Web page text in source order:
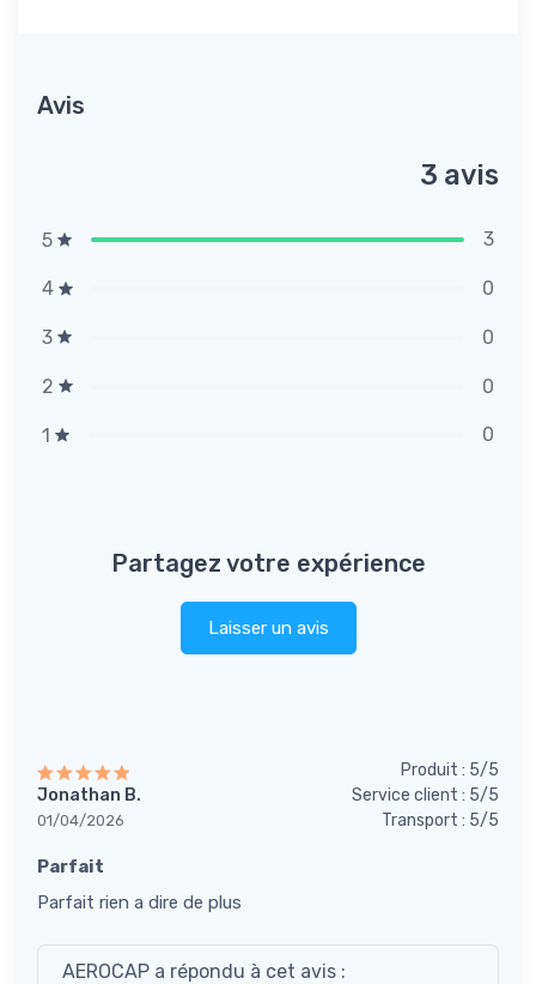
Avis
3 avis
5 3
4 0
3 0
2 0
1 0
Partagez votre expérience
Laisser un avis
Jonathan B.
01/04/2026
Produit : 5/5
Service client : 5/5
Transport : 5/5
Parfait
Parfait rien a dire de plus
AEROCAP a répondu à cet avis :